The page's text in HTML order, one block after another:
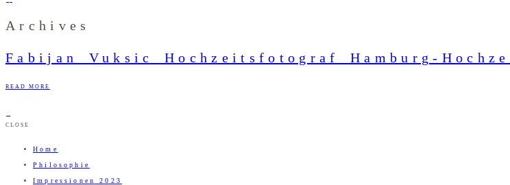
Archives
Fabijan_Vuksic_Hochzeitsfotograf_Hamburg-
READ MORE
CLOSE
Home
Philosophie
Impressionen 2023